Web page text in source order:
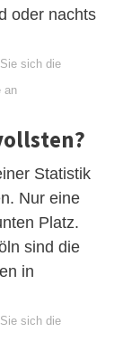
oder nachts
sich die
an
Statistik
Nur eine
Platz.
sind die
in
sich die